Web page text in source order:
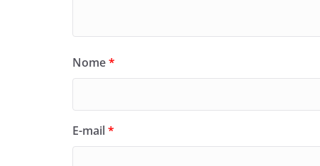
Nome*
E-mail*